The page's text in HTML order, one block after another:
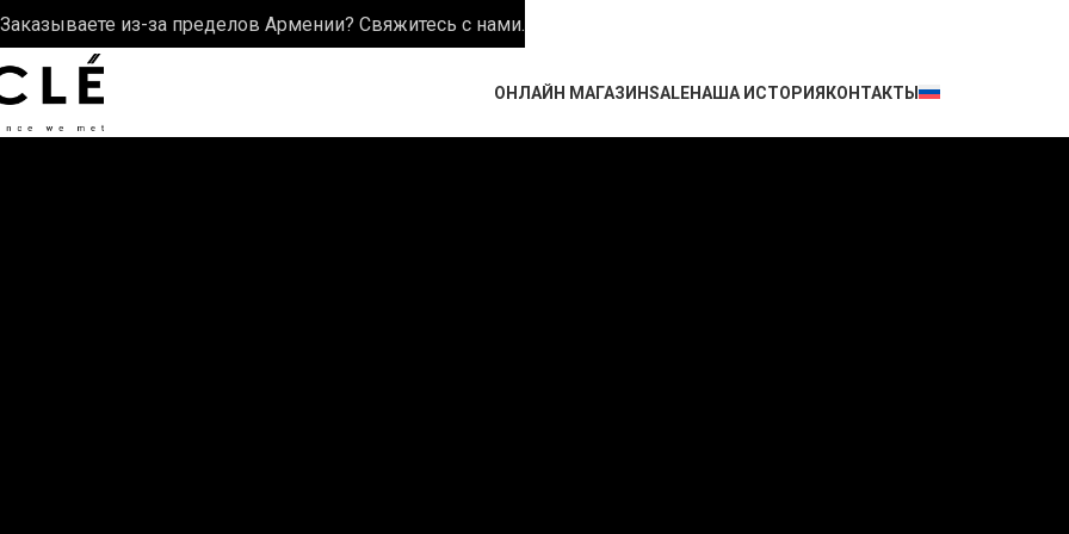
ОНЛАЙН МАГАЗИНSALEНАША ИСТОРИЯКОНТАКТЫ
Заказываете из-за пределов Армении? Свяжитесь с нами.